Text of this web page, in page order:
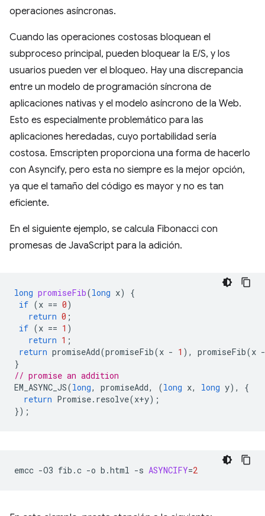
operaciones asíncronas.
Cuando las operaciones costosas bloquean el
subproceso principal, pueden bloquear la E/S, y los
usuarios pueden ver el bloqueo. Hay una discrepancia
entre un modelo de programación síncrona de
aplicaciones nativas y el modelo asíncrono de la Web.
Esto es especialmente problemático para las
aplicaciones heredadas, cuyo portabilidad sería
costosa. Emscripten proporciona una forma de hacerlo
con Asyncify, pero esta no siempre es la mejor opción,
ya que el tamaño del código es mayor y no es tan
eficiente.
En el siguiente ejemplo, se calcula Fibonacci con
promesas de JavaScript para la adición.
long promiseFib(long x)
{
if (x == 0)
return 0 ;
if (x == 1 )
return 1 ;
return promiseAdd(promiseFib(x - 1 ), promiseFib(x -
}
// promise an addition
EM_ASYNC_JS(long, promiseAdd, (long x, long y),
{
return Promise. resolve(x+y);
});
emcc -O3 fib.c -o b.html -s ASYNCIFY=2